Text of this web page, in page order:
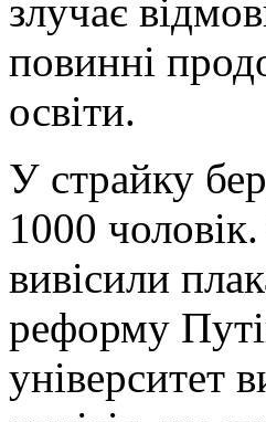
злучає
повинні
освіти.
У страйку
1000
вивісили
реформу
університет